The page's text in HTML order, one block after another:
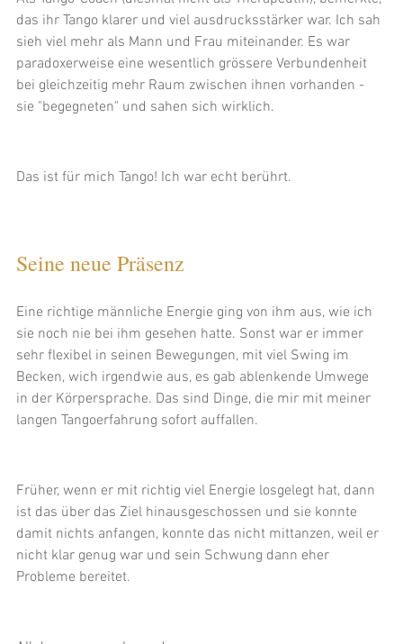
das ihr Tango klarer und viel ausdrucksstärker war. Ich sah
sieh viel mehr als Mann und Frau miteinander. Es war
paradoxerweise eine wesentlich grössere Verbundenheit
bei gleichzeitig mehr Raum zwischen ihnen vorhanden -
sie "begegneten" und sahen sich wirklich.
Das ist für mich Tango! Ich war echt berührt.
Seine neue Präsenz
Eine richtige männliche Energie ging von ihm aus, wie ich
sie noch nie bei ihm gesehen hatte. Sonst war er immer
sehr flexibel in seinen Bewegungen, mit viel Swing im
Becken, wich irgendwie aus, es gab ablenkende Umwege
in der Körpersprache. Das sind Dinge, die mir mit meiner
langen Tangoerfahrung sofort auffallen.
Früher, wenn er mit richtig viel Energie losgelegt hat, dann
ist das über das Ziel hinausgeschossen und sie konnte
damit nichts anfangen, konnte das nicht mittanzen, weil er
nicht klar genug war und sein Schwung dann eher
Probleme bereitet.